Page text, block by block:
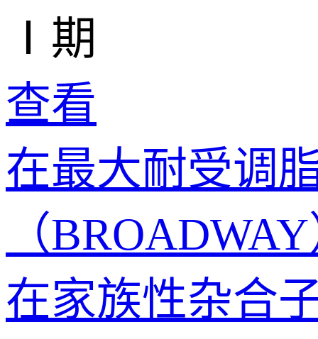
Ⅰ期
查看
在最大耐受调
（
在家族性杂合